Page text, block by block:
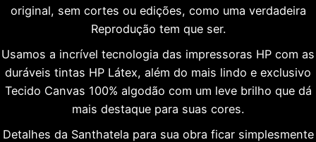
original, sem cortes ou edições, como uma verdadeira
Reprodução tem que ser.
Usamos a incrível tecnologia das impressoras HP com as
duráveis tintas HP Látex, além do mais lindo e exclusivo
Tecido Canvas 100% algodão com um leve brilho que dá
mais destaque para suas cores.
Detalhes da Santhatela para sua obra ficar simplesmente